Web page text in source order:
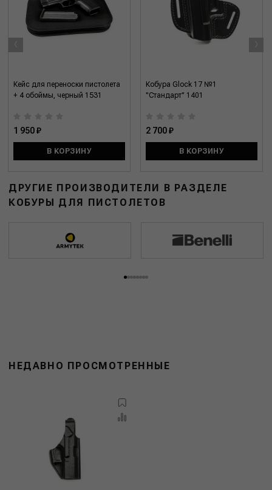
Кейс для переноски пистолета
+ 4 обоймы, черный 1531
1 950 ₽
В КОРЗИНУ
Кобура Glock 17 №1
"Стандарт" 1401
2 700 ₽
В КОРЗИНУ
‹ ›
ДРУГИЕ ПРОИЗВОДИТЕЛИ В РАЗДЕЛЕ
КОБУРЫ ДЛЯ ПИСТОЛЕТОВ
НЕДАВНО ПРОСМОТРЕННЫЕ